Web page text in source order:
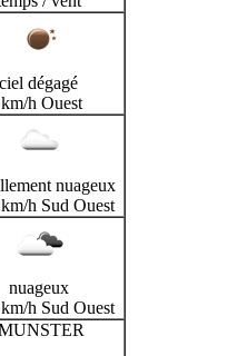
ciel dégagé
h Ouest
nuageux
h Sud Ouest
nuageux
h Sud Ouest